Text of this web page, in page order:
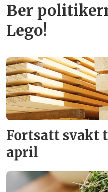
Ber
Lego!
Fortsatt svakt
april